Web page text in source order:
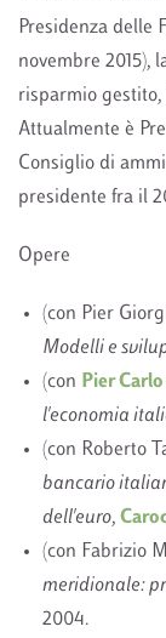
Presidenza delle
novembre 2015),
risparmio gestito,
Attualmente è
Consiglio di
presidente fra il
Opere
(con Pier
Modelli e
(con Pier
l'economia
(con Roberto
bancario
dell'euro,
(con Fabrizio
meridionale:
2004.